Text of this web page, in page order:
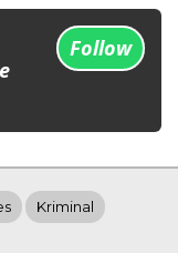
Follow
Kriminal